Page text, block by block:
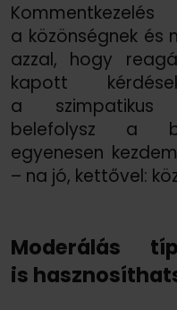
a közönségnek és
azzal, hogy
kapott
a szimpatikus
belefolysz a
egyenesen
– na jó, kettővel:
Moderálás
is